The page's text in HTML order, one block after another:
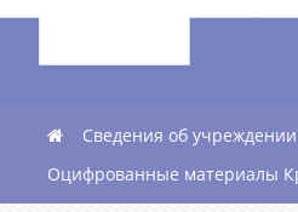
Сведения об учреждении
Оцифрованные материалы